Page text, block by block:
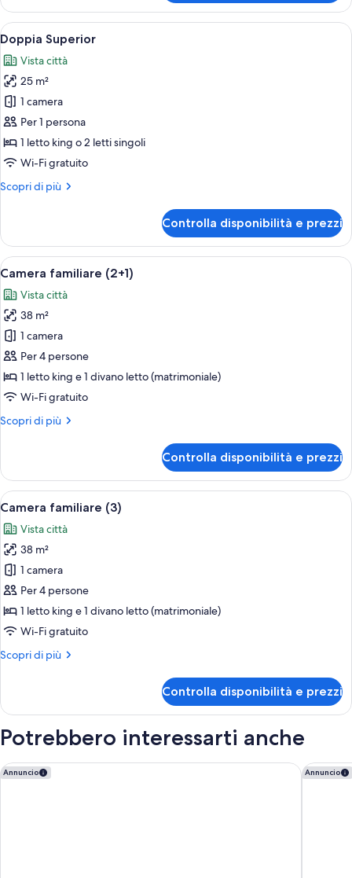
Superior,
terrazzo
Apri
tutte
le
foto
per
Doppia
Superior
Una camera d'albergo con una
12
Doppia Superior
Vista città
25 m²
1 camera
Per 1 persona
1 letto king o 2 letti singoli
Wi-Fi gratuito
Scopri di più
Altri
Superior
Controlla disponibilità e prezzi
Apri
tutte
le
foto
per
Camera
familiare
(2+1)
Una camera d'albergo con un letto
11
Camera familiare (2+1)
Vista città
38 m²
1 camera
Per 4 persone
1 letto king e 1 divano letto (matrimoniale)
Wi-Fi gratuito
Scopri di più
Altri
familiare
(2+1)
Controlla disponibilità e prezzi
Apri
tutte
le
foto
per
Camera
familiare
(3)
Una camera d'albergo con un letto
12
Camera familiare (3)
Vista città
38 m²
1 camera
Per 4 persone
1 letto king e 1 divano letto (matrimoniale)
Wi-Fi gratuito
Scopri di più
Altri
familiare
Controlla disponibilità e prezzi
Potrebbero interessarti anche
Annuncio
ME Malaga by Melia Annuncio
Leiro